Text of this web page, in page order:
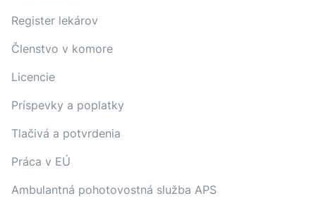
Register lekárov
Členstvo v komore
Licencie
Príspevky a poplatky
Tlačivá a potvrdenia
Práca v EÚ
Ambulantná pohotovostná služba APS